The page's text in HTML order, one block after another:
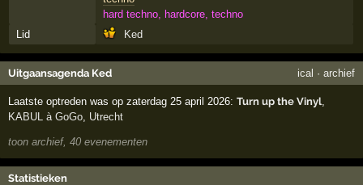
hard techno, hardcore, techno
Lid
Ked
Uitgaansagenda Ked ical · archief
Laatste optreden was op zaterdag 25 april 2026:Turn up the Vinyl
KABUL à GoGo Utrecht
toon archief, 40 evenementen
Statistieken